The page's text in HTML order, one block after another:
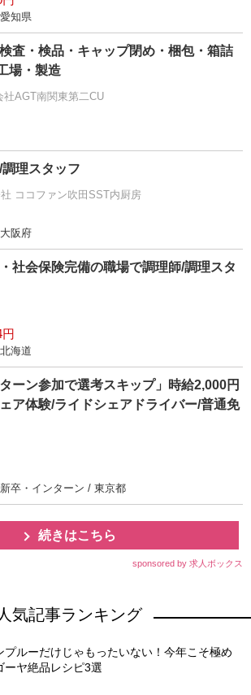
知県
査・検品・キャップ閉め・梱包・箱詰
場・製造
社AGT南関東第二CU
理スタッフ
ココファン吹田SST内厨房
阪府
社会保険完備の職場で調理師/調理スタ
海道
ーン参加で選考スキップ」時給2,000円
ア体験/ライドシェアドライバー/普通免
卒・インターン / 東京都
続きはこちら
sponsored by 求人ボックス
人気記事ランキング
プルーだけじゃもったいない！今年こそ極め
ーヤ絶品レシピ3選